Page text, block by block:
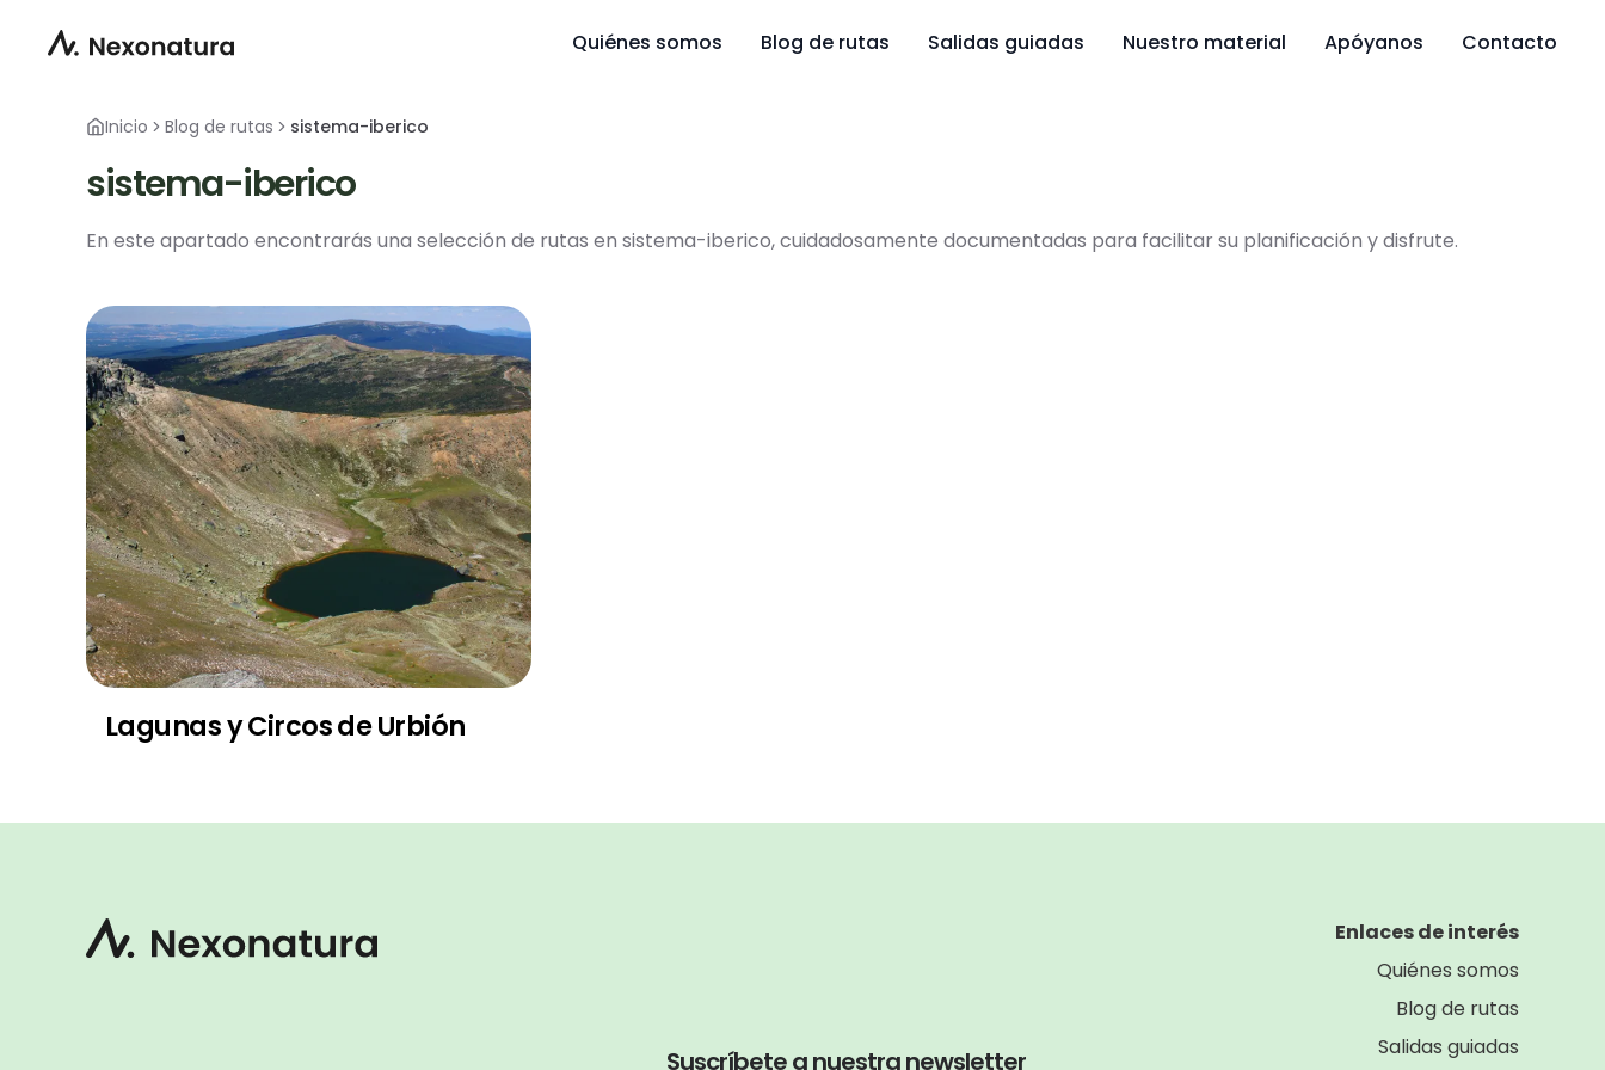
Quiénes somos Blog de rutas Salidas guiadas Nuestro material Apóyanos Contacto
Inicio Blog de rutas sistema-iberico
sistema-iberico
En este apartado encontrarás una selección de rutas en sistema-iberico, cuidadosamente documentadas para facilitar su planificación y disfrute.
Lagunas y Circos de Urbión
Suscríbete a nuestra newsletter
Enlaces de interés
Quiénes somos
Blog de rutas
Salidas guiadas